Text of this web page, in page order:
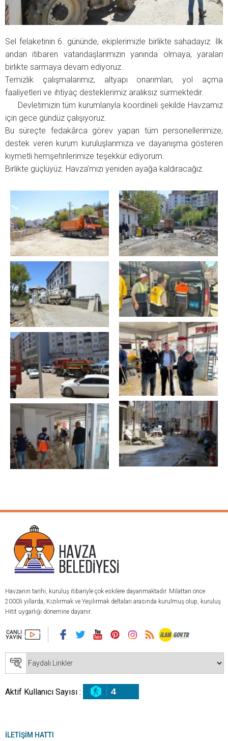
Sel felaketinin 6. gününde, ekiplerimizle birlikte sahadayız. İlk
andan itibaren vatandaşlarımızın yanında olmaya, yaraları
birlikte sarmaya devam ediyoruz.
Temizlik çalışmalarımız, altyapı onarımları, yol açma
faaliyetleri ve ihtiyaç desteklerimiz aralıksız sürmektedir.
Devletimizin tüm kurumlarıyla koordineli şekilde Havzamız
için gece gündüz çalışıyoruz.
Bu süreçte fedakârca görev yapan tüm personellerimize,
destek veren kurum kuruluşlarımıza ve dayanışma gösteren
kıymetli hemşehrilerimize teşekkür ediyorum.
Birlikte güçlüyüz. Havza’mızı yeniden ayağa kaldıracağız.
Havzanın tarihi, kuruluş itibariyle çok eskilere dayanmaktadır. Milattan önce
2000li yıllarda, Kızılırmak ve Yeşilırmak deltaları arasında kurulmuş olup, kuruluş
Hitit uygarlığı dönemine dayanır.
Aktif Kullanıcı Sayısı : 4
İLETİŞİM HATTI